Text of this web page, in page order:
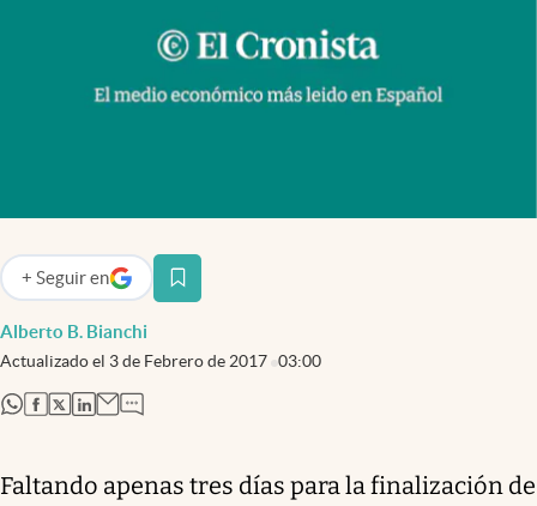
Mediakit
abre en nueva pestaña
Argentina
Alberto B. Bianchi
Actualizado el 3 de Febrero de 2017 03:00
+ Seguir en
abre en nueva pestaña
abre en nueva pestaña
abre en nueva pestaña
abre en nueva pestaña
abre en nueva pestaña
Faltando apenas tres días para la finalización de